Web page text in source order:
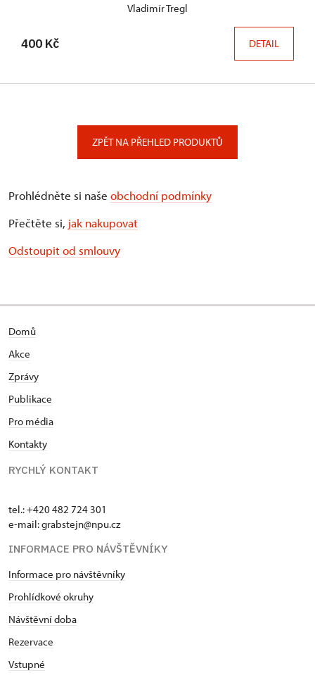
Vladimír Tregl
400 Kč DETAIL
ZPĚT NA PŘEHLED PRODUKTŮ
Prohlédněte si naše obchodní podmínky
Přečtěte si, jak nakupovat
Odstoupit od smlouvy
Domů
Akce
Zprávy
Publikace
Pro média
Kontakty
RYCHLÝ KONTAKT
tel.: +420 482 724 301
e-mail: grabstejn@npu.cz
INFORMACE PRO NÁVŠTĚVNÍKY
Informace pro návštěvníky
Prohlídkové okruhy
Návštěvní doba
Rezervace
Vstupné